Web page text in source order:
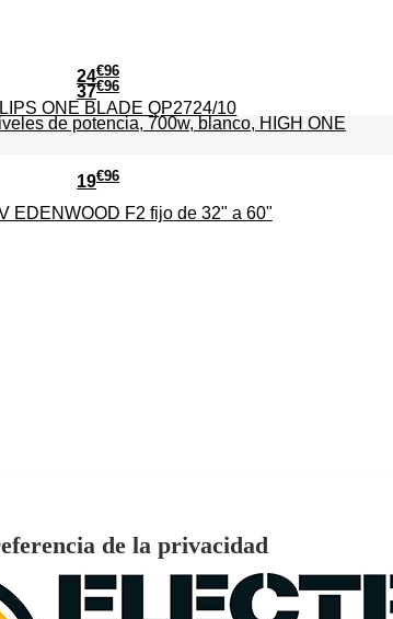
37€96
de potencia, 700w, blanco, HIGH ONE
24€96
ONE BLADE QP2724/10
19€96
EDENWOOD F2 fijo de 32" a 60"
HD Dolby Vision HDMI 2.1
de la privacidad